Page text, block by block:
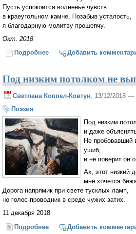
Пусть успокоится волненье чувств
в краеугольном камне. Позабыв усталость,
я благодарную молитву прошепчу.
Окт. 2018
Подробнее о Круги на воде
Добавить
Под низким потолком не
Светлана Коппел-Ковтун , 13/12/2018 —
Поэзия
Под низким
и даже
Не пробовавший
ушиб,
и не поверит он
Ах, этот низкий
мне хочется
Дорога напрямик при свете тусклых ламп,
но голос-проводник в среде чужих затих.
11 декабря 2018
Подробнее о Под низким потолком
Добавить